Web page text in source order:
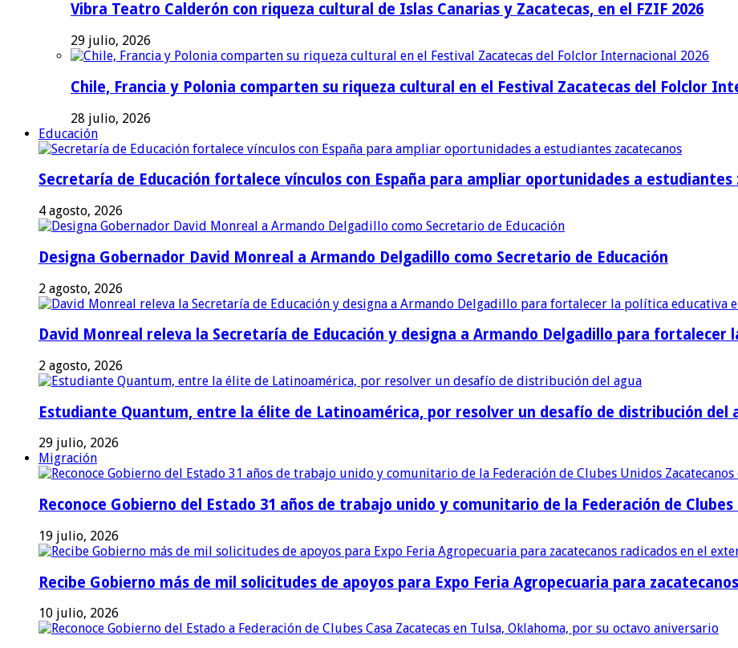
Vibra Teatro Calderón con riqueza cultural de Islas Canarias y Zacatecas, en el FZIF 2026
29 julio, 2026
Chile, Francia y Polonia comparten su riqueza cultural en el Festival Zacatecas del Folclor
28 julio, 2026
Educación
Secretaría de Educación fortalece vínculos con España para ampliar oportunidades a estudiantes
4 agosto, 2026
Designa Gobernador David Monreal a Armando Delgadillo como Secretario de Educación
2 agosto, 2026
David Monreal releva la Secretaría de Educación y designa a Armando Delgadillo para fortalecer
2 agosto, 2026
Estudiante Quantum, entre la élite de Latinoamérica, por resolver un desafío de distribución del
29 julio, 2026
Migración
Reconoce Gobierno del Estado 31 años de trabajo unido y comunitario de la Federación de
19 julio, 2026
Recibe Gobierno más de mil solicitudes de apoyos para Expo Feria Agropecuaria para
10 julio, 2026